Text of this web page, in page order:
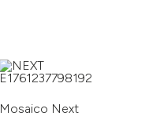
Mosaico Next